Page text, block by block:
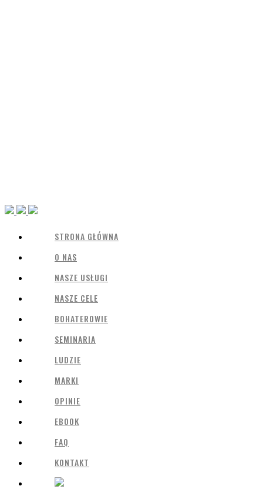
STRONA GŁÓWNA
O NAS
NASZE USŁUGI
NASZE CELE
BOHATEROWIE
SEMINARIA
LUDZIE
MARKI
OPINIE
EBOOK
FAQ
KONTAKT